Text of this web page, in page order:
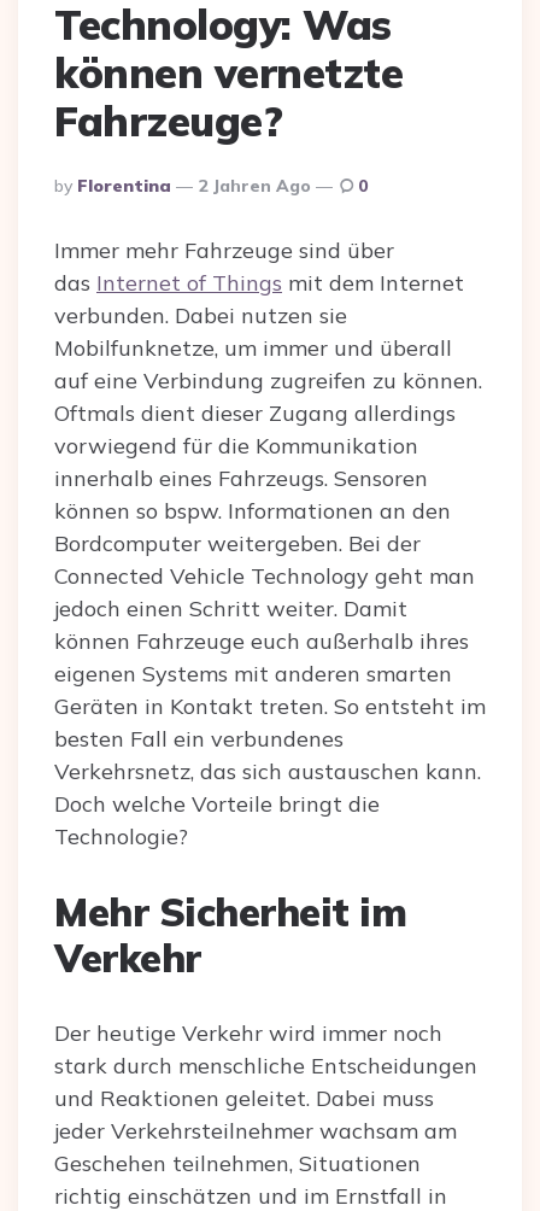
Technology: Was
können vernetzte
Fahrzeuge?
Posted
By
By Florentina 2 Jahren Ago 0
Immer mehr Fahrzeuge sind über
das Internet of Things mit dem Internet
verbunden. Dabei nutzen sie
Mobilfunknetze, um immer und überall
auf eine Verbindung zugreifen zu können.
Oftmals dient dieser Zugang allerdings
vorwiegend für die Kommunikation
innerhalb eines Fahrzeugs. Sensoren
können so bspw. Informationen an den
Bordcomputer weitergeben. Bei der
Connected Vehicle Technology geht man
jedoch einen Schritt weiter. Damit
können Fahrzeuge euch außerhalb ihres
eigenen Systems mit anderen smarten
Geräten in Kontakt treten. So entsteht im
besten Fall ein verbundenes
Verkehrsnetz, das sich austauschen kann.
Doch welche Vorteile bringt die
Technologie?
Mehr Sicherheit im
Verkehr
Der heutige Verkehr wird immer noch
stark durch menschliche Entscheidungen
und Reaktionen geleitet. Dabei muss
jeder Verkehrsteilnehmer wachsam am
Geschehen teilnehmen, Situationen
richtig einschätzen und im Ernstfall in